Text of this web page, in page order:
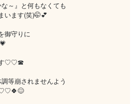
～』と何もなくても
います(笑)🤭💕
御守りに
す♡♡☎
等崩されませんよう
♡♡🍀😌